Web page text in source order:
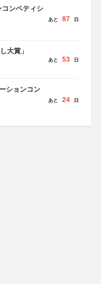
ンペティシ
あと 87 日
大賞」
あと 53 日
ションコン
あと 24 日